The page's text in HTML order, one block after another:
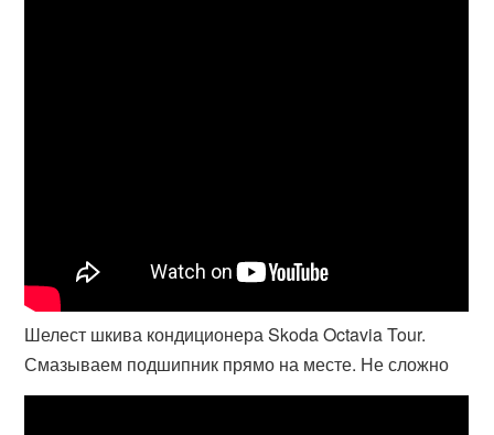
Шелест шкива кондиционера Skoda Octavia Tour.
Смазываем подшипник прямо на месте. Не сложно